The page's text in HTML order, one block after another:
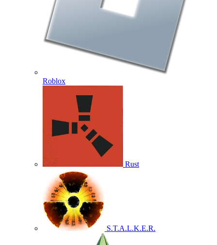
Roblox
Rust
S.T.A.L.K.E.R.